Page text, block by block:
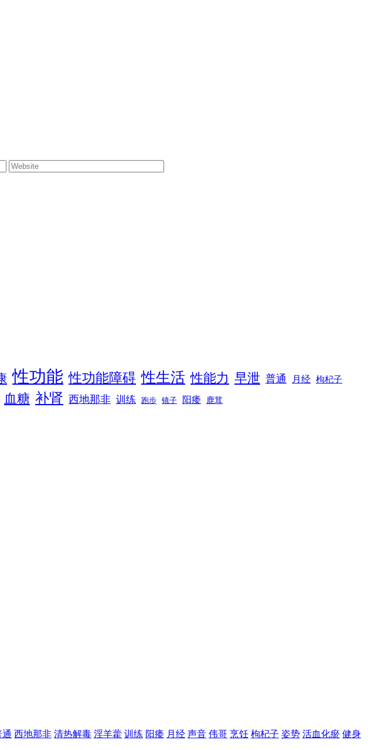
性功能 性功能障碍 性生活 性能力 早泄 普通 月经 枸杞子
血糖 补肾 西地那非 训练 跑步 镜子 阳痿 鹿茸
通 西地那非 清热解毒 淫羊藿 训练 阳痿 月经 声音 伟哥 烹饪 枸杞子 姿势 活血化瘀 健身